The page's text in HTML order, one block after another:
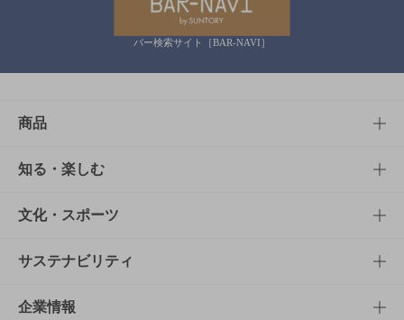
バー検索サイト［BAR-NAVI］
商品
商品TOP
商品一覧
商品発売情報
栄養成分一覧
知る・楽しむ
知る・楽しむTOP
キャンペーン
工場見学
文化・スポーツ
文化・スポーツTOP
サントリーホール
サステナビリティ
サステナビリティTOP
企業情報